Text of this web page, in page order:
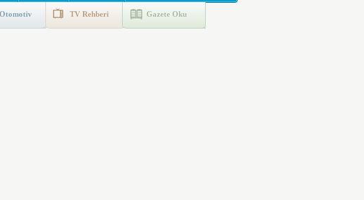
Otomotiv TV Rehberi Gazete Oku